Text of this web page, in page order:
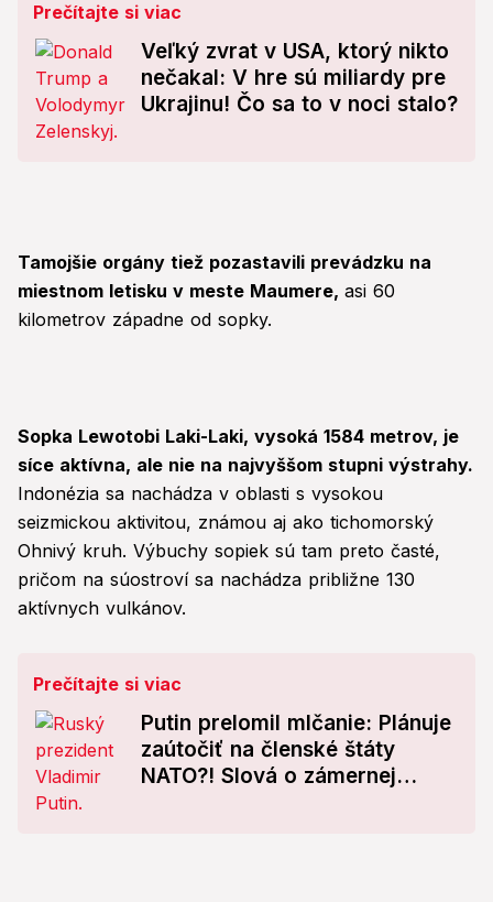
Prečítajte si viac
Veľký zvrat v USA, ktorý nikto
nečakal: V hre sú miliardy pre
Ukrajinu! Čo sa to v noci stalo?
Tamojšie orgány tiež pozastavili prevádzku na
miestnom letisku v meste Maumere, asi 60
kilometrov západne od sopky.
Sopka Lewotobi Laki-Laki, vysoká 1584 metrov, je
síce aktívna, ale nie na najvyššom stupni výstrahy.
Indonézia sa nachádza v oblasti s vysokou
seizmickou aktivitou, známou aj ako tichomorský
Ohnivý kruh. Výbuchy sopiek sú tam preto časté,
pričom na súostroví sa nachádza približne 130
aktívnych vulkánov.
Prečítajte si viac
Putin prelomil mlčanie: Plánuje
zaútočiť na členské štáty
NATO?! Slová o zámernej